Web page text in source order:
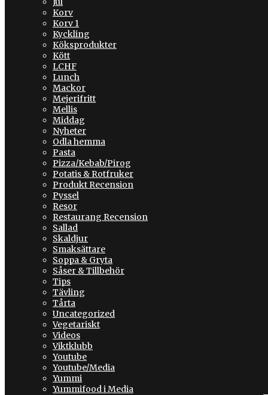
Korv
Korv 1
Kyckling
Köksprodukter
Kött
LCHF
Lunch
Mackor
Mejerifritt
Mellis
Middag
Nyheter
Odla hemma
Pasta
Pizza/Kebab/Pirog
Potatis & Rotfruker
Produkt Recension
Pyssel
Resor
Restaurang Recension
Sallad
Skaldjur
Smaksättare
Soppa & Gryta
Såser & Tillbehör
Tips
Tävling
Tårta
Uncategorized
Vegetariskt
Videos
Viktklubb
Youtube
Youtube/Media
Yummi
Yummifood i Media